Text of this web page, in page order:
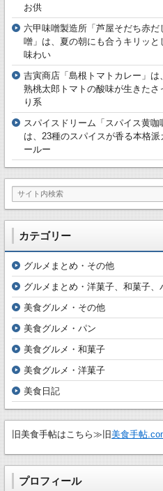
お供
六甲味噌製造所「芦屋そだち赤だ
噌」は、夏の朝にも合うキリッと
味わい
吉寅商店「島根トマトカレー」は
熟桃太郎トマトの酸味が生きたさ
り系
スパイスドリーム「スパイス黄咖
は、23種のスパイスが香る本格派
ールー
カテゴリー
グルメまとめ・その他
グルメまとめ・洋菓子、和菓子、
美食グルメ・その他
美食グルメ・パン
美食グルメ・和菓子
美食グルメ・洋菓子
美食日記
旧美食手帖はこちら≫旧美食手帖
プロフィール